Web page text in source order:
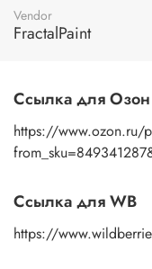
пальцами бумажную
Рисунок остается
подойдет акриловый
глянцевый,
Vendor
FractalPaint
Ссылка для Озон
https://www.ozon.ru/
Ссылка для WB
https://